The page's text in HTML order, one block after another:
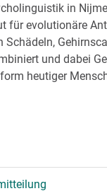
in
für evolutionäre
Schädeln,
und dabei
heutiger